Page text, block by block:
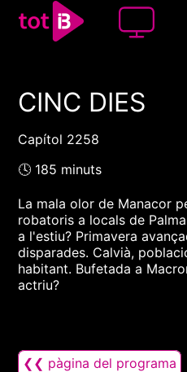
00:00 00:00
CINC DIES
Capítol 2258
🕓 185 minuts
La mala olor de Manacor
robatoris a locals de
a l'estiu? Primavera
disparades. Calvià,
habitant. Bufetada a
actriu?
❮❮ pàgina del programa